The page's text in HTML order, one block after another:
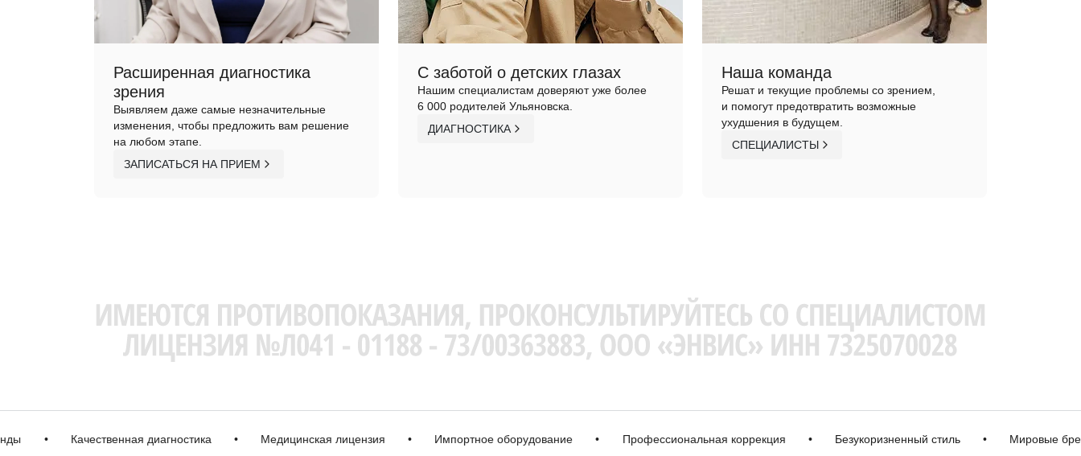
Расширенная диагностика
зрения
Выявляем даже самые незначительные
изменения, чтобы предложить вам решение
на любом этапе.
ЗАПИСАТЬСЯ НА ПРИЕМ
С заботой о детских глазах
Нашим специалистам доверяют уже более
6 000 родителей Ульяновска.
ДИАГНОСТИКА
Наша команда
Решат и текущие проблемы со зрением,
и помогут предотвратить возможные
ухудшения в будущем.
СПЕЦИАЛИСТЫ
• Качественная диагностика • Медицинская лицензия • Импортное оборудование • Профессиональная коррекция • Безукоризненный стиль • Мировые бренды